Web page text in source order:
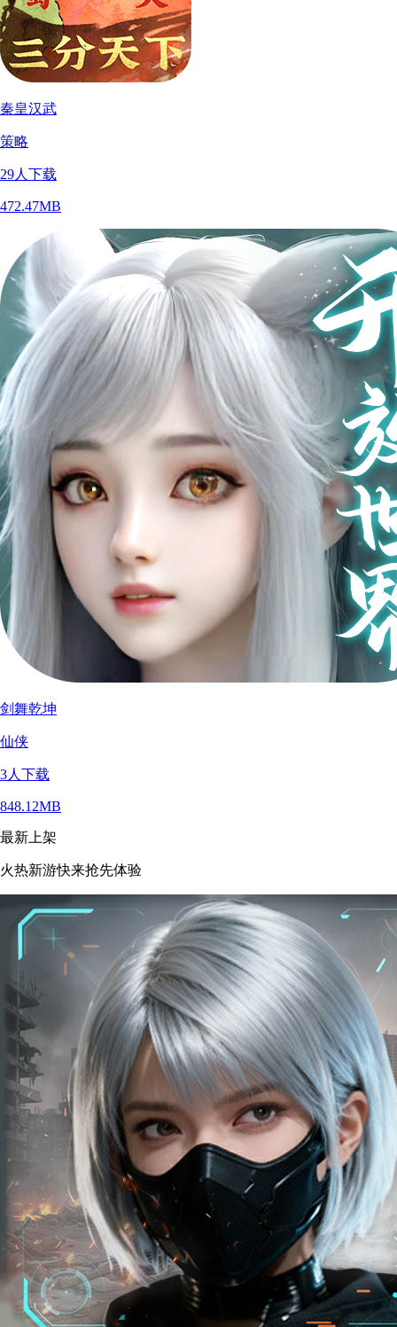
秦皇汉武
策略
29人下载
472.47MB
剑舞乾坤
仙侠
3人下载
848.12MB
最新上架
火热新游快来抢先体验